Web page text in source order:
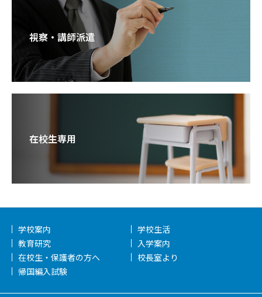
視察・講師派遣
在校生専用
学校案内
学校生活
教育研究
入学案内
在校生・保護者の方へ
校長室より
帰国編入試験